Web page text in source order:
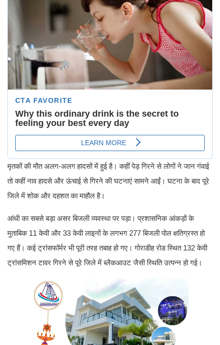
मृतकों की मौत अलग-अलग हादसों में हुई है। कहीं पेड़ गिरने से लोगों ने जान गंवाई
तो कहीं नाव हादसे और ऊंचाई से गिरने की घटनाएं सामने आईं। घटना के बाद पूरे
जिले में शोक और दहशत का माहौल है।
आंधी का सबसे बड़ा असर बिजली व्यवस्था पर पड़ा। प्रशासनिक आंकड़ों के
मुताबिक 11 केवी और 33 केवी लाइनों के लगभग 277 बिजली पोल क्षतिग्रस्त हो
गए हैं। कई ट्रांसफॉर्मर भी पूरी तरह तबाह हो गए। गोराडीह रोड स्थित 132 केवी
ट्रांसमिशन टावर गिरने से पूरे जिले में ब्लैकआउट जैसी स्थिति उत्पन्न हो गई।